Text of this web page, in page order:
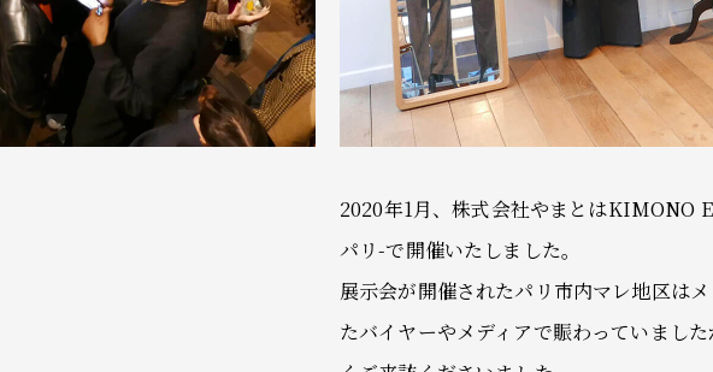
2020年1月、株式会社やまとはKIMONO
パリ-で開催いたしました。
展示会が開催されたパリ市内マレ地区は
たバイヤーやメディアで賑わっていまし